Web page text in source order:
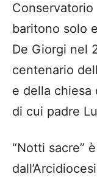
Conservatorio
baritono solo
De Giorgi nel
centenario
e della chiesa
di cui padre
“Notti sacre”